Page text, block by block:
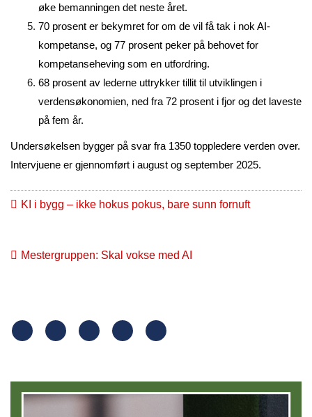
øke bemanningen det neste året.
70 prosent er bekymret for om de vil få tak i nok AI-
kompetanse, og 77 prosent peker på behovet for
kompetanseheving som en utfordring.
68 prosent av lederne uttrykker tillit til utviklingen i
verdensøkonomien, ned fra 72 prosent i fjor og det laveste
på fem år.
Undersøkelsen bygger på svar fra 1350 toppledere verden over.
Intervjuene er gjennomført i august og september 2025.
KI i bygg – ikke hokus pokus, bare sunn fornuft
Mestergruppen: Skal vokse med AI